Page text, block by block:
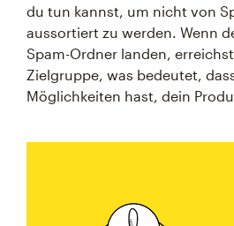
du tun kannst, um nicht von
aussortiert zu werden. Wenn
Spam-Ordner landen,
Zielgruppe, was bedeutet,
Möglichkeiten hast, dein